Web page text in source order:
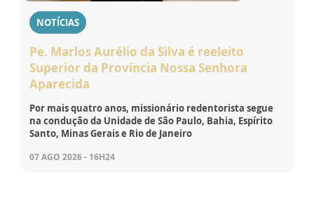
NOTÍCIAS
Pe. Marlos Aurélio da Silva é reeleito
Superior da Província Nossa Senhora
Aparecida
Por mais quatro anos, missionário redentorista segue
na condução da Unidade de São Paulo, Bahia, Espírito
Santo, Minas Gerais e Rio de Janeiro
07 AGO 2026 - 16H24